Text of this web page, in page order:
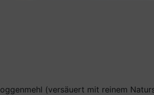
(versäuert mit reinem